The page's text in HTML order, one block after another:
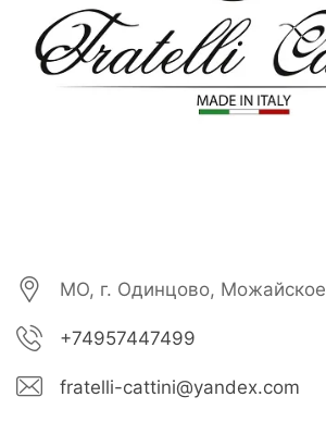
МО, г. Одинцово,
+74957447499
fratelli-cattini@yandex.com